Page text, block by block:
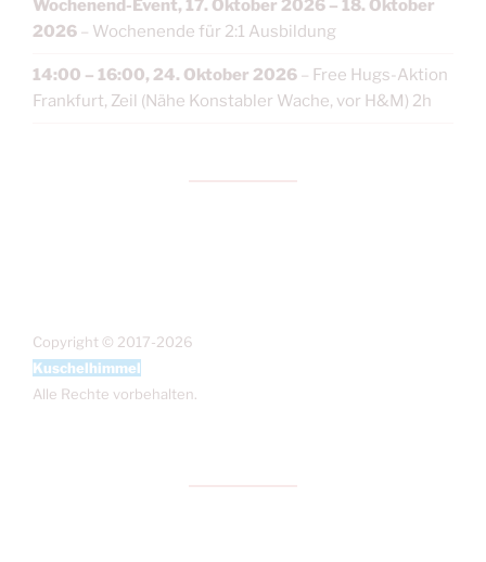
Wochenend-Event, 17. Oktober 2026 – 18. Oktober
2026 – Wochenende für 2:1 Ausbildung
14:00 – 16:00, 24. Oktober 2026 – Free Hugs-Aktion
Frankfurt, Zeil (Nähe Konstabler Wache, vor H&M) 2h
Copyright © 2017-2026
Kuschelhimmel
Alle Rechte vorbehalten.